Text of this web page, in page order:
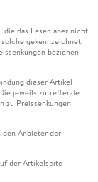
das Lesen aber nicht
gekennzeichnet.
beziehen
dieser Artikel
jeweils zutreffende
zu Preissenkungen
den Anbieter der
der Artikelseite